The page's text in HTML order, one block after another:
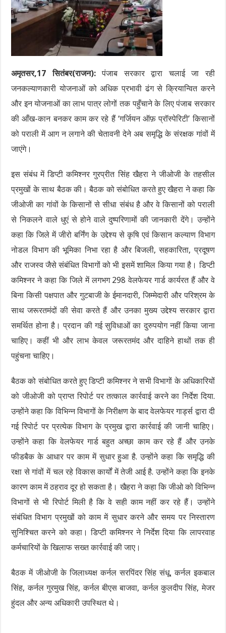
अमृतसर,17 सितंबर(राजन):पंजाब सरकार द्वारा चलाई जा रही
जनकल्याणकारी योजनाओं को अधिक प्रभावी ढंग से क्रियान्वित करने
और इन योजनाओं का लाभ पात्र लोगों तक पहुँचाने के लिए पंजाब सरकार
की आँख-कान बनकर काम कर रहे हैं ‘गर्जियन ऑफ़ प्रॉस्पेरिटी’ किसानों
को पराली में आग न लगाने की चेतावनी देने अब समृद्धि के संरक्षक गांवों में
जाएंगे।
इस संबंध में डिप्टी कमिश्नर गुरप्रीत सिंह खैहरा ने जीओजी के तहसील
प्रमुखों के साथ बैठक की। बैठक को संबोधित करते हुए खैहरा ने कहा कि
जीओजी का गांवों के किसानों से सीधा संबंध है और वे किसानों को पराली
से निकलने वाले धुएं से होने वाले दुष्परिणामों की जानकारी देंगे। उन्होंने
कहा कि जिले में जीरो बर्निंग के उद्देश्य से कृषि एवं किसान कल्याण विभाग
नोडल विभाग की भूमिका निभा रहा है और बिजली, सहकारिता, प्रदूषण
और राजस्व जैसे संबंधित विभागों को भी इसमें शामिल किया गया है। डिप्टी
कमिश्नर ने कहा कि जिले में लगभग 298 वेलफेयर गार्ड कार्यरत हैं और वे
बिना किसी पक्षपात और गुटबाजी के ईमानदारी, जिम्मेदारी और परिश्रम के
साथ जरूरतमंदों की सेवा करते हैं और उनका मुख्य उद्देश्य सरकार द्वारा
समर्थित होना है। प्रदान की गई सुविधाओं का दुरुपयोग नहीं किया जाना
चाहिए। कहीं भी और लाभ केवल जरूरतमंद और दाहिने हाथों तक ही
पहुंचना चाहिए।
बैठक को संबोधित करते हुए डिप्टी कमिश्नर ने सभी विभागों के अधिकारियों
को जीओजी को प्राप्त रिपोर्ट पर तत्काल कार्रवाई करने का निर्देश दिया.
उन्होंने कहा कि विभिन्न विभागों के निरीक्षण के बाद वेलफेयर गार्ड्स द्वारा दी
गई रिपोर्ट पर प्रत्येक विभाग के प्रमुख द्वारा कार्रवाई की जानी चाहिए।
उन्होंने कहा कि वेलफेयर गार्ड बहुत अच्छा काम कर रहे हैं और उनके
फीडबैक के आधार पर काम में सुधार हुआ है. उन्होंने कहा कि समृद्धि की
रक्षा से गांवों में चल रहे विकास कार्यों में तेजी आई है. उन्होंने कहा कि इनके
कारण काम में ठहराव दूर हो सकता है। खैहरा ने कहा कि जीओ को विभिन्न
विभागों से भी रिपोर्ट मिली है कि वे सही काम नहीं कर रहे हैं। उन्होंने
संबंधित विभाग प्रमुखों को काम में सुधार करने और समय पर निस्तारण
सुनिश्चित करने को कहा। डिप्टी कमिश्नर ने निर्देश दिया कि लापरवाह
कर्मचारियों के खिलाफ सख्त कार्रवाई की जाए।
बैठक में जीओजी के जिलाध्यक्ष कर्नल सरपिंदर सिंह संधू, कर्नल इकबाल
सिंह, कर्नल गुरमुख सिंह, कर्नल बीएस बाजवा, कर्नल कुलदीप सिंह, मेजर
हुंदल और अन्य अधिकारी उपस्थित थे।